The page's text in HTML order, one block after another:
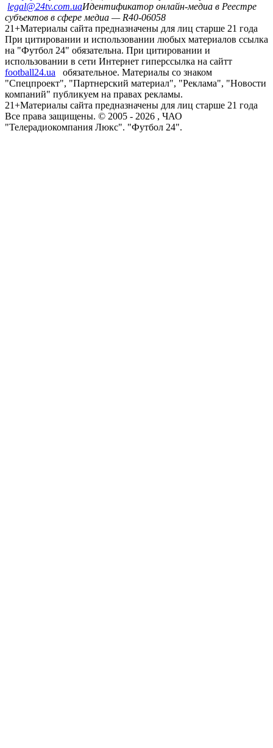
legal@24tv.com.uaИдентификатор онлайн-медиа в Реестре
субъектов в сфере медиа — R40-06058
21+Материалы сайта предназначены для лиц старше 21 года
При цитировании и использовании любых материалов ссылка
на "Футбол 24" обязательна. При цитировании и
использовании в сети Интернет гиперссылка на сайтт
football24.ua
обязательное. Материалы со знаком
"Спецпроект", "Партнерский материал", "Реклама", "Новости
компаний" публикуем на правах рекламы.
21+Материалы сайта предназначены для лиц старше 21 года
Все права защищены. © 2005 - 2026 , ЧАО
"Телерадиокомпания Люкс". "Футбол 24".